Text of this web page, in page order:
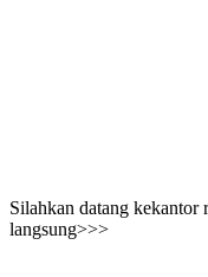
Silahkan datang kekantor
langsung>>>